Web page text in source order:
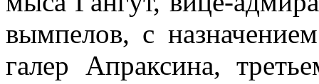
вымпелов, с
галер Апраксина,